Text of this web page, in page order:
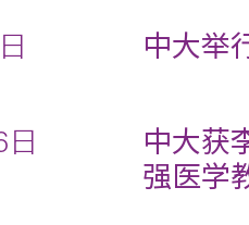
中大举
中大获
强医学